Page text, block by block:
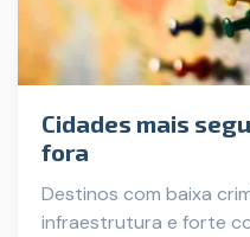
Cidades mais
fora
Destinos com baixa
infraestrutura e forte